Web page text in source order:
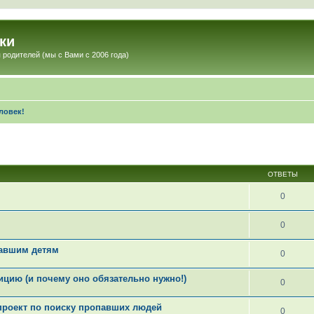
родителей (мы с Вами с 2006 года)
ОТВЕТЫ
0
0
детям 0
(и почему оно обязательно нужно!) 0
по поиску пропавших людей 0